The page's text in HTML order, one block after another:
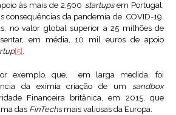
às mais de 2.500 startupsem Portugal,
consequências da pandemia de COVID-19.
no valor global superior a 25 milhões de
em média, 10 mil euros de apoio
[5] .
exemplo, que, em larga medida, foi
da exímia criação de um sandbox
Financeira britânica, em 2015, que
das FinTechsmais valiosas da Europa.